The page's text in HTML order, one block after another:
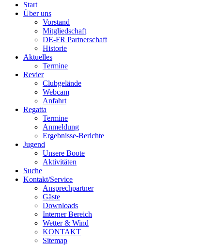
Start
Über uns
Vorstand
Mitgliedschaft
DE-FR Partnerschaft
Historie
Aktuelles
Termine
Revier
Clubgelände
Webcam
Anfahrt
Regatta
Termine
Anmeldung
Ergebnisse-Berichte
Jugend
Unsere Boote
Aktivitäten
Suche
Kontakt/Service
Ansprechpartner
Gäste
Downloads
Interner Bereich
Wetter & Wind
KONTAKT
Sitemap